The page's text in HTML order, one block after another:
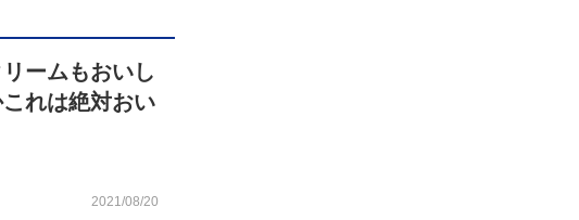
リームもおいし
れは絶対おい
2021/08/20